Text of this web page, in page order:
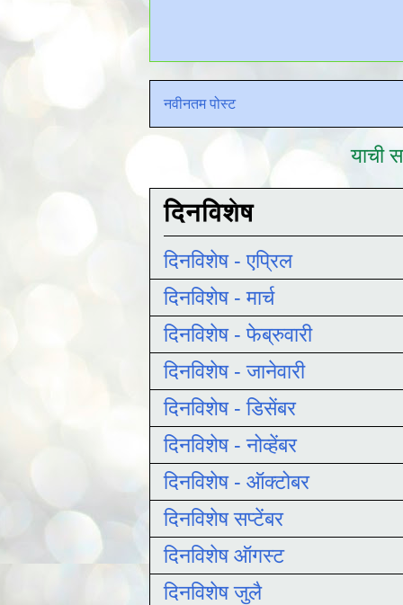
नवीनतम पोस्ट
याची
दिनविशेष
दिनविशेष - एप्रिल
दिनविशेष - मार्च
दिनविशेष - फेब्रुवारी
दिनविशेष - जानेवारी
दिनविशेष - डिसेंबर
दिनविशेष - नोव्हेंबर
दिनविशेष - ऑक्टोबर
दिनविशेष सप्टेंबर
दिनविशेष ऑगस्ट
दिनविशेष जुलै